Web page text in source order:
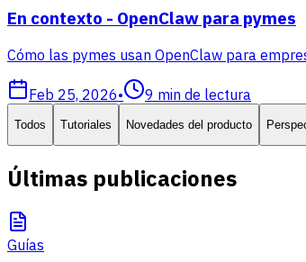
En contexto - OpenClaw para pymes
Cómo las pymes usan OpenClaw para
Feb 25, 2026• 9 min de lectura
Todos Tutoriales Novedades del producto
Últimas publicaciones
Guías